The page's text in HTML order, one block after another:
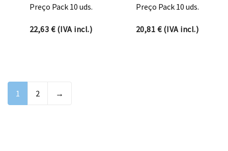
Preço Pack 10 uds.
22,63 €(IVA incl.)
Preço Pack 10 uds.
20,81 €(IVA incl.)
1 2 →